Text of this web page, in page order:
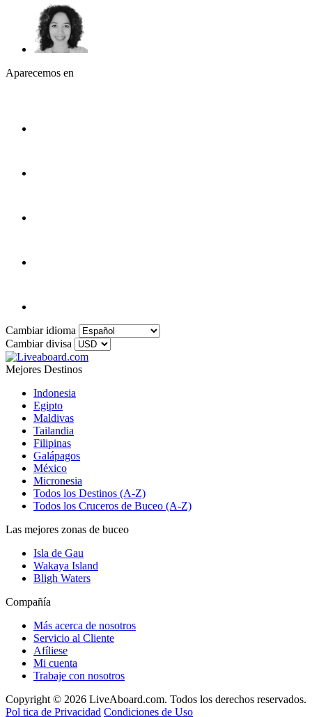
Aparecemos en
Cambiar idioma
Cambiar divisa
Mejores Destinos
Indonesia
Egipto
Maldivas
Tailandia
Filipinas
Galápagos
México
Micronesia
Todos los Destinos (A-Z)
Todos los Cruceros de Buceo (A-Z)
Las mejores zonas de buceo
Isla de Gau
Wakaya Island
Bligh Waters
Compañía
Más acerca de nosotros
Servicio al Cliente
Afíliese
Mi cuenta
Trabaje con nosotros
Copyright © 2026 LiveAboard.com. Todos los derechos reservados.
Pol tica de Privacidad Condiciones de Uso